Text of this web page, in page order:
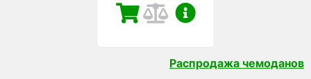
Распродажа чемоданов